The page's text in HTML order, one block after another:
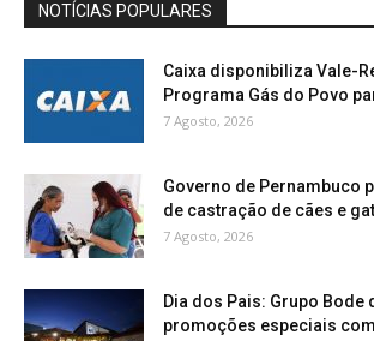
NOTÍCIAS POPULARES
Caixa disponibiliza Vale-
Programa Gás do Povo
7 Agosto, 2026
Governo de Pernambuco
de castração de cães e
7 Agosto, 2026
Dia dos Pais: Grupo Bode
promoções especiais